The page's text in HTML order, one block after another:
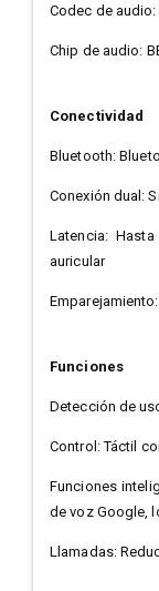
Codec de audio:
Chip de audio:
Conectividad
Bluetooth:
Conexión dual:
Latencia:
auricular
Funciones
Detección de
Control: Táctil
Funciones
de voz Google,
Llamadas: